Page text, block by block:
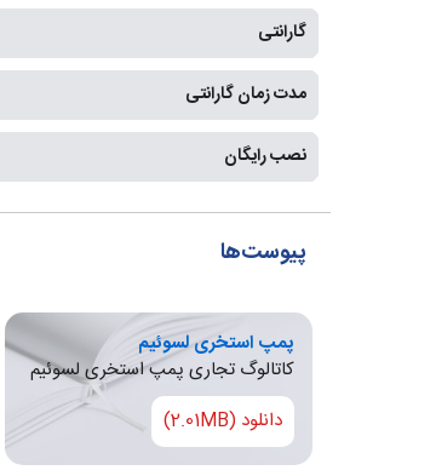
گارانتی
مدت زمان گارانتی
نصب رایگان
پیوست‌ها
پمپ استخری لسوئیم
کاتالوگ تجاری پمپ استخری لسوئیم
دانلود (2.01MB)